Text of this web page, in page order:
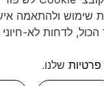
מדיניות פרטיות
שימוש ולהתאמה
לדחות לא-חיוני
פרטיות שלנו.